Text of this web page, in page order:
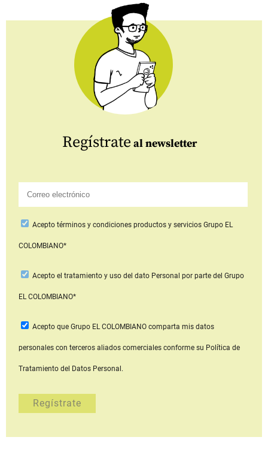
Regístrate al newsletter
Aceptotérminos y condiciones productos y serviciosGrupo EL
COLOMBIANO*
Acepto el tratamiento y uso del dato Personal por parte del Grupo
EL COLOMBIANO*
Acepto que Grupo EL COLOMBIANOcomparta mis datos
personales con terceros aliados comerciales conforme su Política de
Tratamiento del Datos Personal.